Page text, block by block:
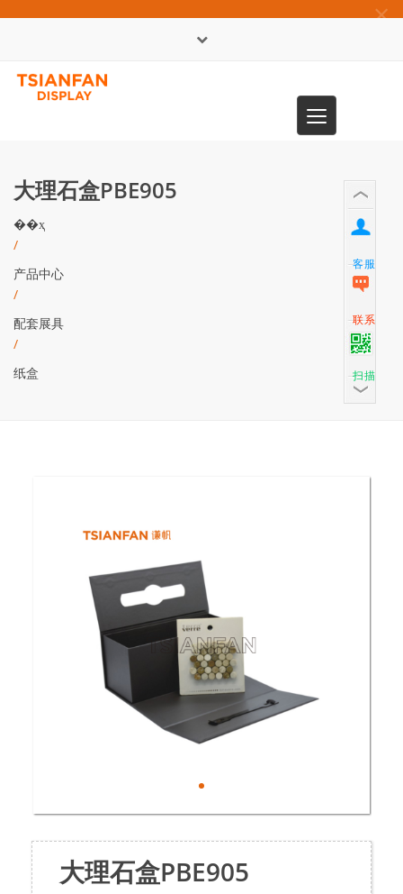
×
Toggle
navigation
大理石盒PBE905
��ҳ
/
产品中心
/
配套展具
/
纸盒
大理石盒PBE905
客服
联系
扫描